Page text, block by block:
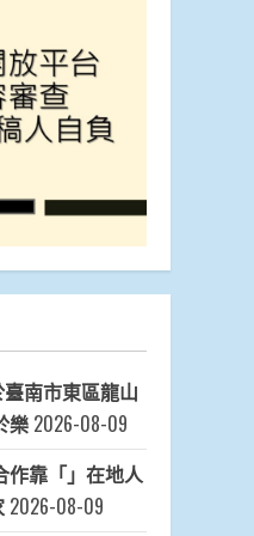
南市東區龍山
樂 2026-08-09
作靠「」在地人
2026-08-09